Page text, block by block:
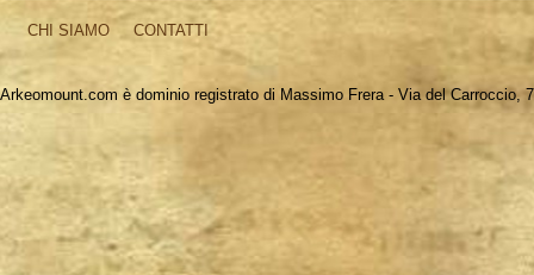
CHI SIAMO CONTATTI
Arkeomount.com è dominio registrato di Massimo Frera - Via del